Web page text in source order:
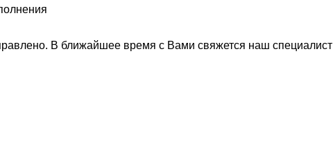
В ближайшее время с Вами свяжется наш специалист